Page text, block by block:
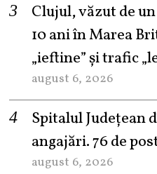
Clujul, văzut de
10 ani în Marea
„ieftine” și trafic
august 6, 2026
Spitalul Județean
angajări. 76 de
august 6, 2026